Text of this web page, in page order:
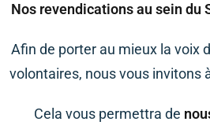
Nos revendications au sein du
Afin de porter au mieux la voix
volontaires, nous vous invitons
Cela vous permettra de